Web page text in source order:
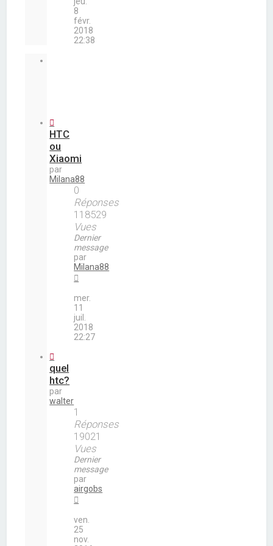
8
févr.
2018
22:38
HTC
ou
Xiaomi
par
Milana88
0
Réponses
118529
Vues
Dernier
message
par
Milana88
mer.
11
juil.
2018
22:27
quel
htc?
par
walter
1
Réponses
19021
Vues
Dernier
message
par
airgobs
ven.
25
nov.